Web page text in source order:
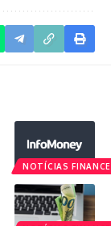
NOTÍCIAS